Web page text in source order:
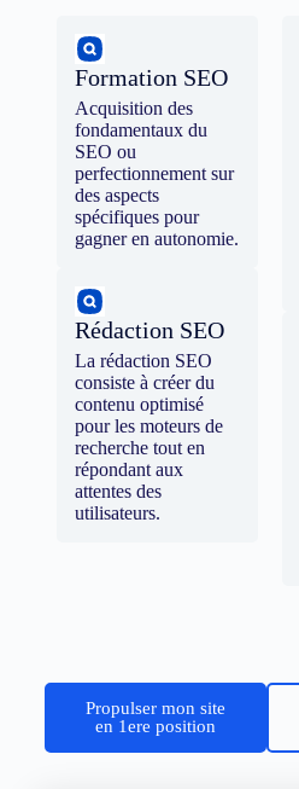
Formation SEO
Acquisition des
fondamentaux du
SEO ou
perfectionnement sur
des aspects
spécifiques pour
gagner en autonomie.
Rédaction SEO
La rédaction SEO
consiste à créer du
contenu optimisé
pour les moteurs de
recherche tout en
répondant aux
attentes des
utilisateurs.
Propulser mon site
en 1ere position